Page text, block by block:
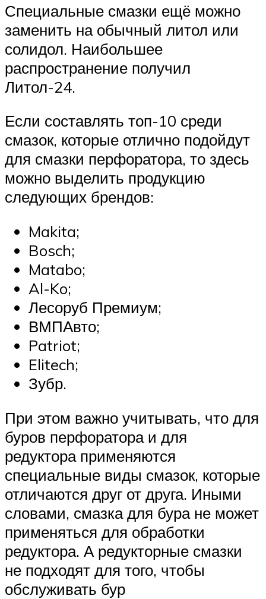
Специальные смазки ещё можно
заменить на обычный литол или
солидол. Наибольшее
распространение получил
Литол-24.
Если составлять топ-10 среди
смазок, которые отлично подойдут
для смазки перфоратора, то здесь
можно выделить продукцию
следующих брендов:
Makita;
Bosch;
Matabo;
Al-Ko;
Лесоруб Премиум;
ВМПАвто;
Patriot;
Elitech;
Зубр.
При этом важно учитывать, что для
буров перфоратора и для
редуктора применяются
специальные виды смазок, которые
отличаются друг от друга. Иными
словами, смазка для бура не может
применяться для обработки
редуктора. А редукторные смазки
не подходят для того, чтобы
обслуживать бур